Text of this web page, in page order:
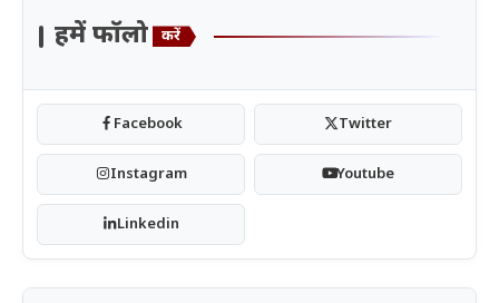
हमें फॉलो करें
Facebook Twitter
Instagram Youtube
Linkedin